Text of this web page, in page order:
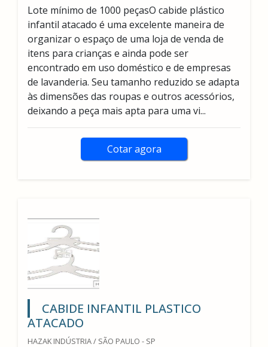
Lote mínimo de 1000 peçasO cabide plástico
infantil atacado é uma excelente maneira de
organizar o espaço de uma loja de venda de
itens para crianças e ainda pode ser
encontrado em uso doméstico e de empresas
de lavanderia. Seu tamanho reduzido se adapta
às dimensões das roupas e outros acessórios,
deixando a peça mais apta para uma vi...
Cotar agora
CABIDE INFANTIL PLASTICO
ATACADO
HAZAK INDÚSTRIA / SÃO PAULO - SP